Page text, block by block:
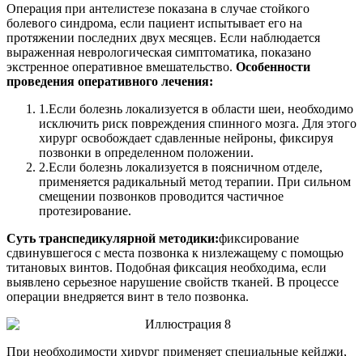
Операция при антелистезе показана в случае стойкого
болевого синдрома, если пациент испытывает его на
протяжении последних двух месяцев. Если наблюдается
выраженная неврологическая симптоматика, показано
экстренное оперативное вмешательство. Особенности
проведения оперативного лечения:
1.Если болезнь локализуется в области шеи, необходимо
исключить риск повреждения спинного мозга. Для этого
хирург освобождает сдавленные нейроны, фиксируя
позвонки в определенном положении.
2.Если болезнь локализуется в поясничном отделе,
применяется радикальный метод терапии. При сильном
смещении позвонков проводится частичное
протезирование.
Суть транспедикулярной методики:фиксирование
сдвинувшегося с места позвонка к низлежащему с помощью
титановых винтов. Подобная фиксация необходима, если
выявлено серьезное нарушение свойств тканей. В процессе
операции внедряется винт в тело позвонка.
При необходимости хирург применяет специальные кейджи,